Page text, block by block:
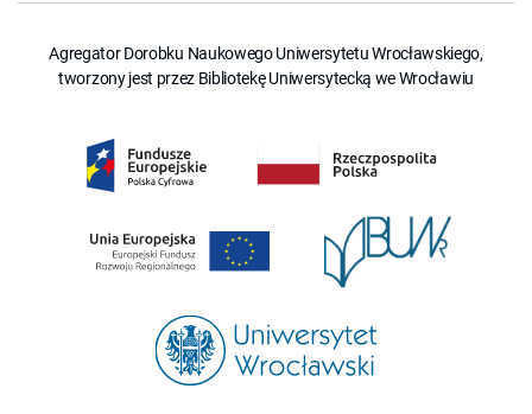
Agregator Dorobku Naukowego Uniwersytetu Wrocławskiego,
tworzony jest przez Bibliotekę Uniwersytecką we Wrocławiu